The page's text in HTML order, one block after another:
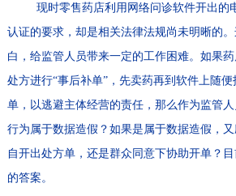
现时零售药店利用网络问诊软件开出的
认证的要求，却是相关法律法规尚未明晰的
白，给监管人员带来一定的工作困难。如果
处方进行“事后补单”，先卖药再到软件上随
单，以逃避主体经营的责任，那么作为监管
行为属于数据造假？如果是属于数据造假，
自开出处方单，还是群众同意下协助开单？
的答案。